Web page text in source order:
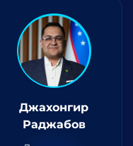
Джахонгир
Раджабов